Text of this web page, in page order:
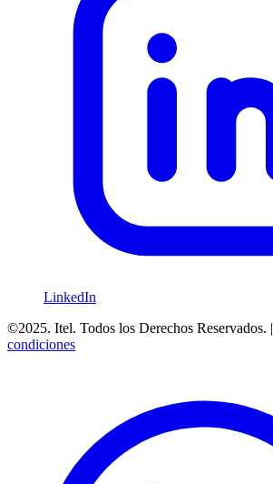
LinkedIn
©2025. Itel. Todos los Derechos Reservados. |
condiciones